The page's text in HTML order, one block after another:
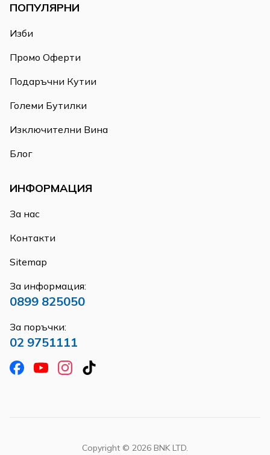
ПОПУЛЯРНИ
Изби
Промо Оферти
Подаръчни Кутии
Големи Бутилки
Изключителни Вина
Блог
ИНФОРМАЦИЯ
За нас
Контакти
Sitemap
За информация:
0899 825050
За поръчки:
02 9751111
Copyright © 2026 BNK LTD.